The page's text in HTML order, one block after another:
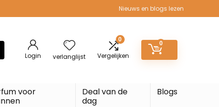
Nieuws en blogs lezen
Login verlanglijst
0
Vergelijken
0
voor
Deal van de
dag
Blogs